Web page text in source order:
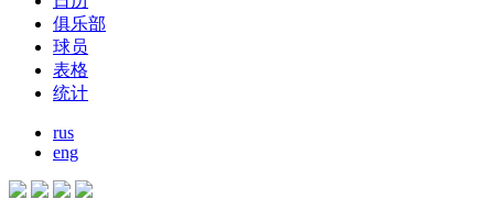
俱乐部
球员
表格
统计
rus
eng